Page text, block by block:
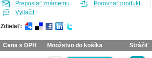
Preposlať známemu
Porovnať produkt
Vytlačiť
Zdielať:
Cena s DPH Množstvo do košíka
Strážiť